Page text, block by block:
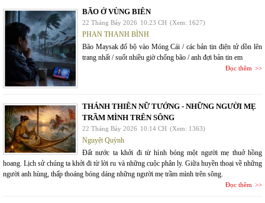
BÃO Ở VÙNG BIÊN
22 Tháng Bảy 2026 10:23 CH (Xem: 1627)
PHAN THANH BÌNH
Bão Maysak đổ bộ vào Móng Cái / các bản tin điện tử dồn lên
trang nhất / suốt nhiều giờ chống bão / anh đợi bản tin em
Đọc thêm
THÁNH THIÊN NỮ TƯỚNG - NHỮNG NGƯỜI MẸ
TRẦM MÌNH TRÊN SÔNG
22 Tháng Bảy 2026 10:14 CH (Xem: 1363)
Nguyệt Quỳnh
Đất nước ta khởi đi từ hình bóng một người mẹ thuở hồng
hoang. Lịch sử chúng ta khởi đi từ lời ru và những cuộc phân ly. Giữa huyền thoại về những
người anh hùng, thấp thoáng bóng dáng những người mẹ trầm mình trên sông.
Đọc thêm